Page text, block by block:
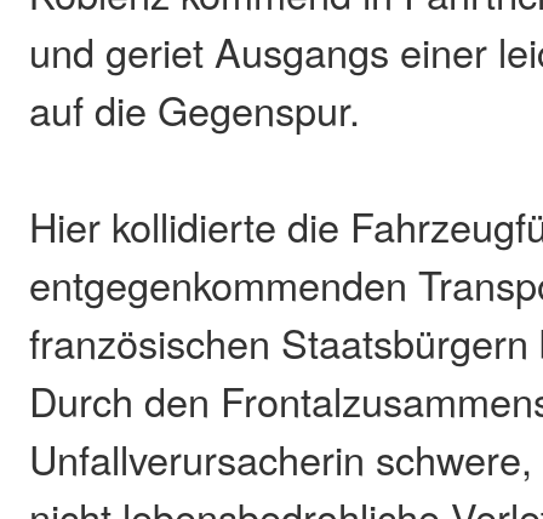
und geriet Ausgangs einer
auf die Gegenspur.
Hier kollidierte die
entgegenkommenden
französischen Staatsbürgern
Durch den
Unfallverursacherin